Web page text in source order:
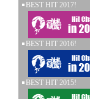
BEST HIT 2017!
BEST HIT 2016!
BEST HIT 2015!